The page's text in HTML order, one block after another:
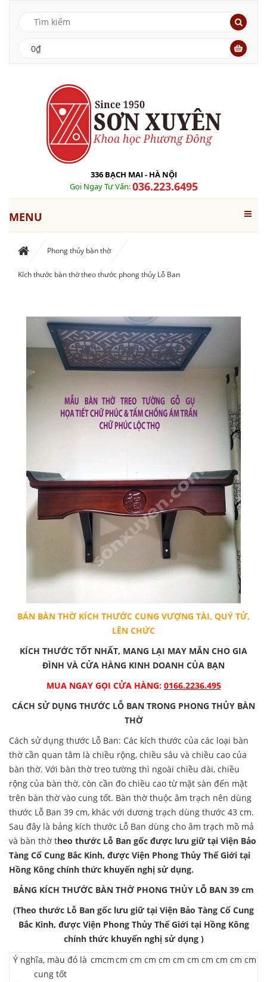
0₫
336 BẠCH MAI - HÀ NỘI
Gọi Ngay Tư Vấn:036.223.6495
MENU
Phong thủy bàn thờ
Kích thước bàn thờ theo thước phong thủy Lỗ Ban
BÁN BÀN THỜ KÍCH THƯỚC CUNG VƯỢNG TÀI, QUÝ TỬ,
LÊN CHỨC
KÍCH THƯỚC TỐT NHẤT, MANG LẠI MAY MẮN CHO GIA
ĐÌNH VÀ CỬA HÀNG KINH DOANH CỦA BẠN
MUA NGAY GỌI CỬA HÀNG: 0166.2236.495
CÁCH SỬ DỤNG THƯỚC LỖ BAN TRONG PHONG THỦY BÀN
THỜ
Cách sử dụng thước Lỗ Ban: Các kích thước của các loại bàn
thờ cần quan tâm là chiều rộng, chiều sâu và chiều cao của
bàn thờ. Với bàn thờ treo tường thì ngoài chiều dài, chiều
rộng của bàn thờ, còn cần đo chiều cao từ mặt sàn đến mặt
trên bàn thờ vào cung tốt. Bàn thờ thuộc âm trạch nên dùng
thước Lỗ Ban 39 cm, khác với dương trạch dùng thước 43 cm.
Sau đây là bảng kích thước Lỗ Ban dùng cho âm trạch mồ mả
và bàn thờ theo thước Lỗ Ban gốc được lưu giữ tại Viện Bảo
Tàng Cố Cung Bắc Kinh, được Viện Phong Thủy Thế Giới tại
Hồng Kông chính thức khuyến nghị sử dụng.
BẢNG KÍCH THƯỚC BÀN THỜ PHONG THỦY LỖ BAN 39 cm
(Theo thước Lỗ Ban gốc lưu giữ tại Viện Bảo Tàng Cố Cung
Bắc Kinh, được Viện Phong Thủy Thế Giới tại Hồng Kông
chính thức khuyến nghị sử dụng )
Ý nghĩa, màu đỏ là
cung tốt
cmcmcm cm cm cm cm cm cm cm cm cm